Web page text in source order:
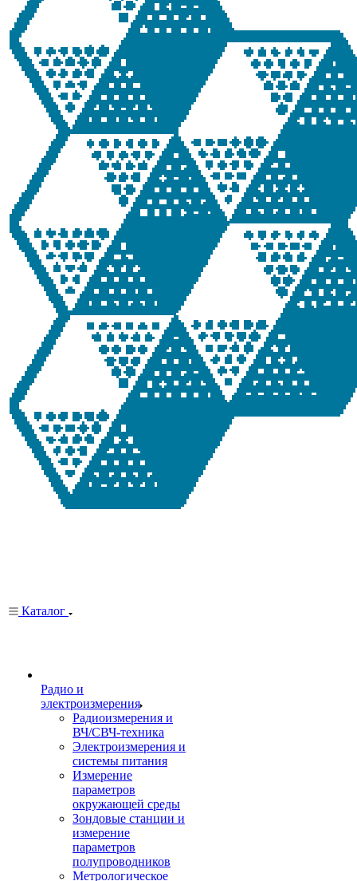
Каталог
Радио и
электроизмерения
Радиоизмерения и
ВЧ/СВЧ-техника
Электроизмерения и
системы питания
Измерение
параметров
окружающей среды
Зондовые станции и
измерение
параметров
полупроводников
Метрологическое